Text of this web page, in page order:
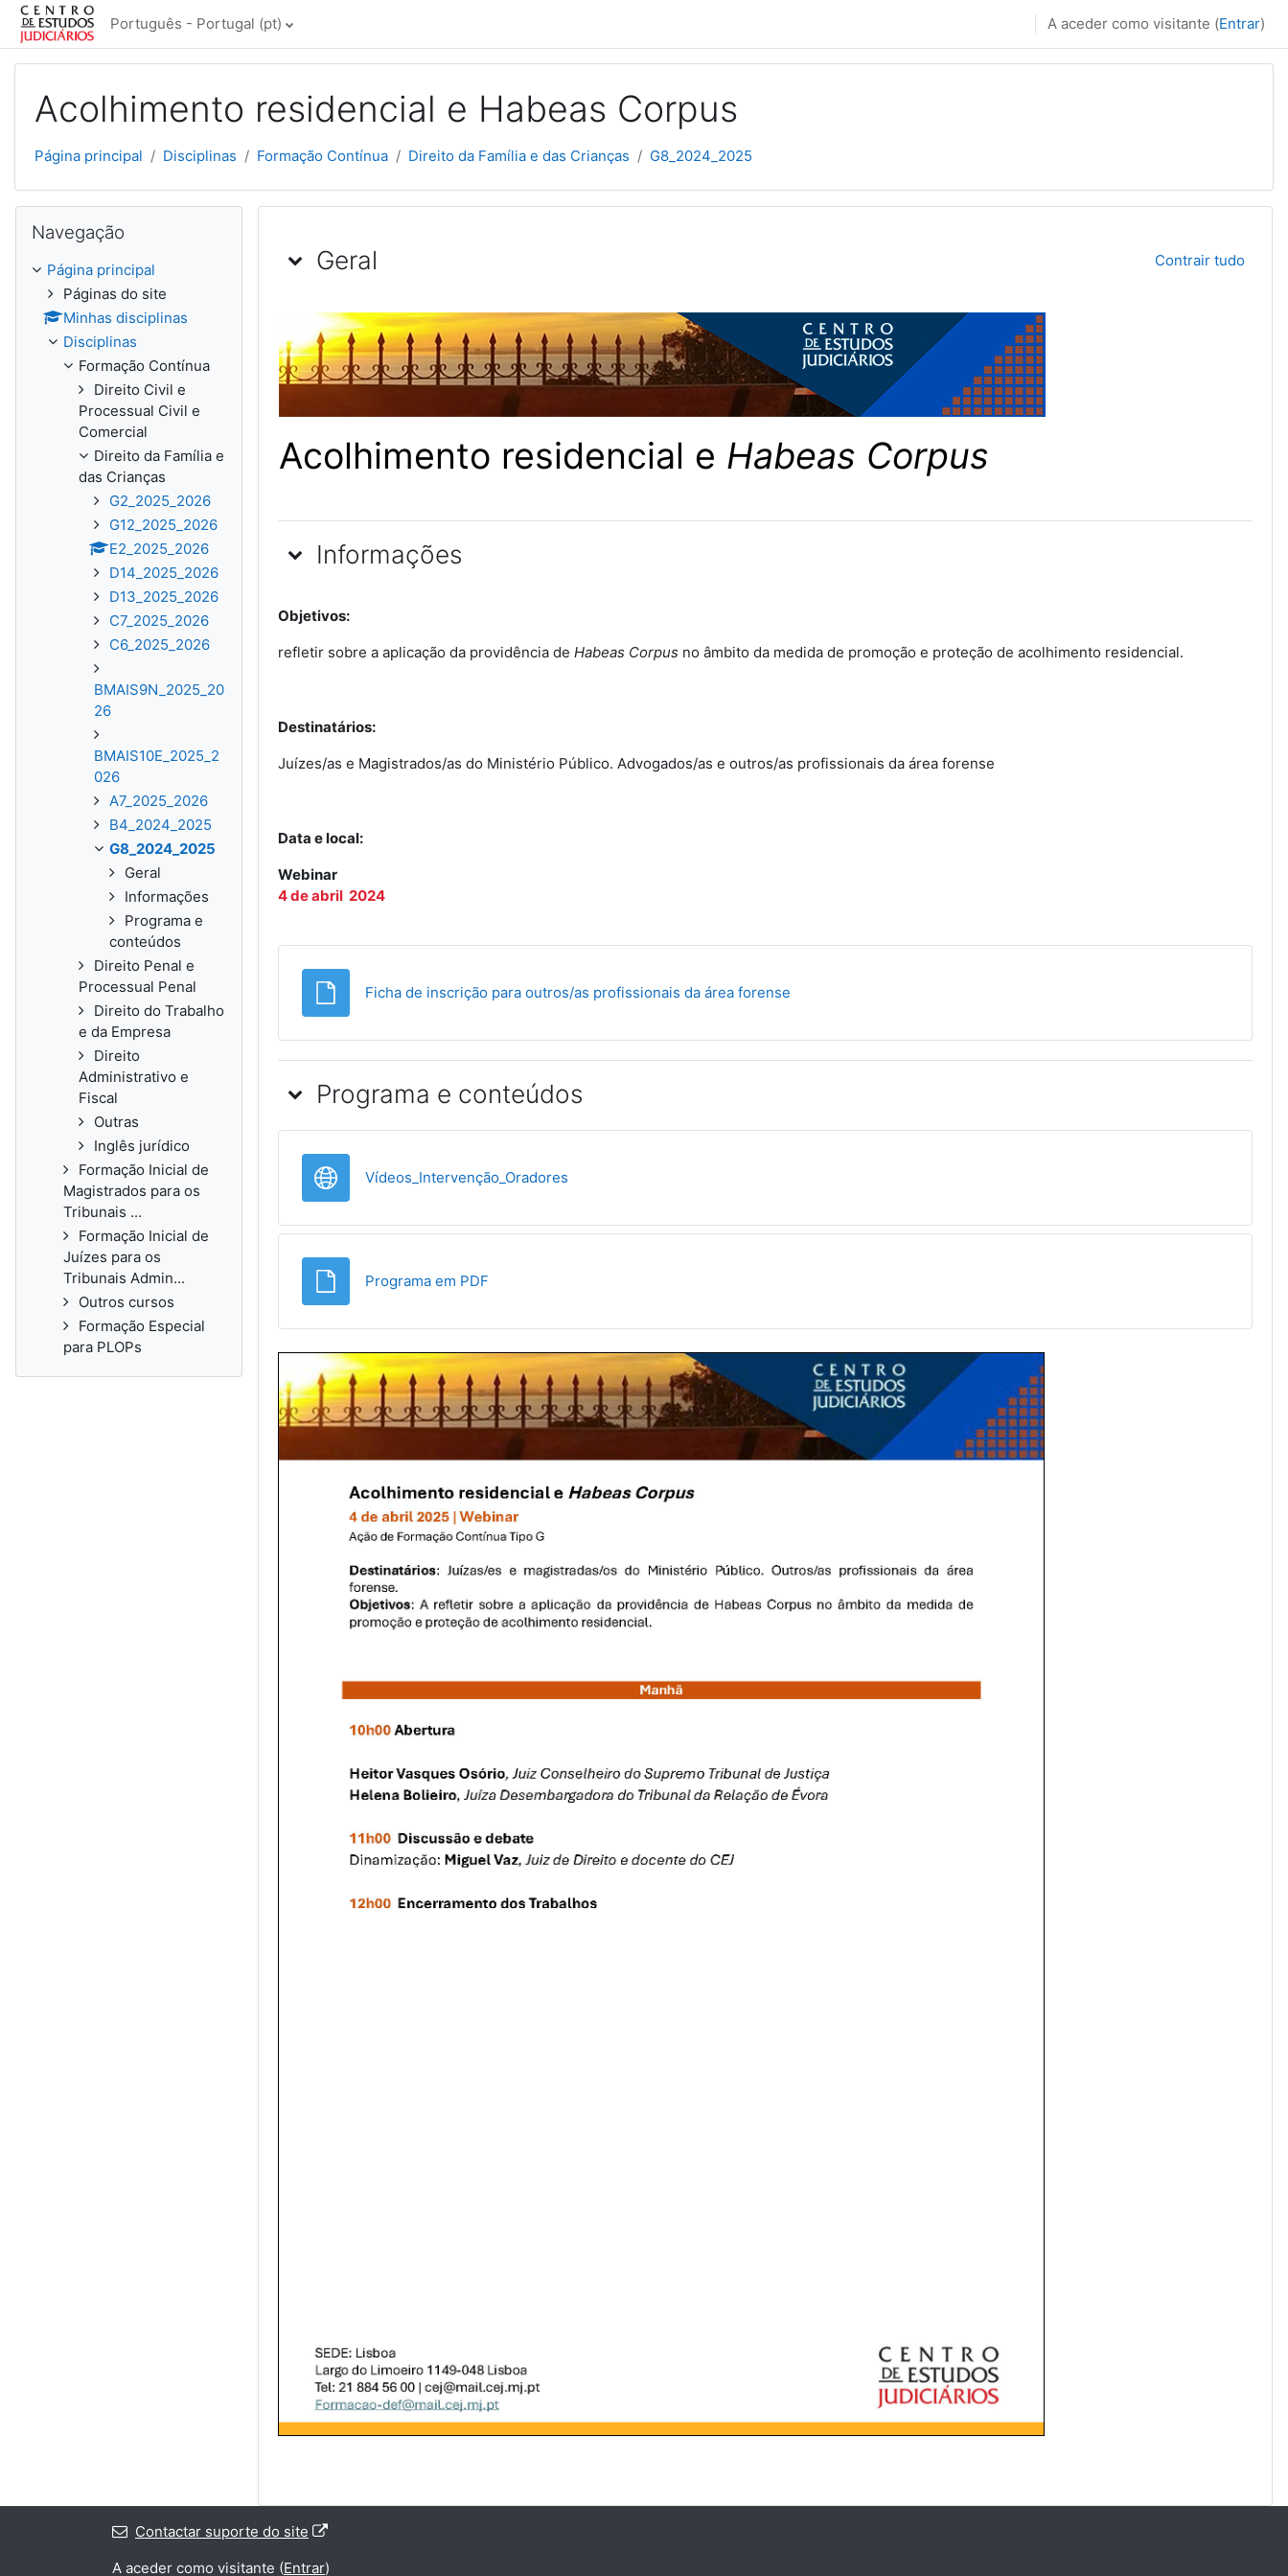
Ir para o conteúdo principal
Português - Portugal ‎(pt)‎ A aceder como visitante (Entrar)
Acolhimento residencial e Habeas Corpus
Página principal Disciplinas Formação Contínua Direito da Família e das Crianças G8_2024_2025
Lista de tópicos
Geral Contrair tudo
Acolhimento residencial e Habeas Corpus
Informações
Objetivos:
refletir sobre a aplicação da providência de Habeas Corpus no âmbito da medida de promoção e proteção de acolhimento residencial.
Destinatários:
Juízes/as e Magistrados/as do Ministério Público. Advogados/as e outros/as profissionais da área forense
Data e local:
Webinar
4 de abril 2024
Ficha de inscrição para outros/as profissionais da área forenseFicheiro
Programa e conteúdos
Vídeos_Intervenção_OradoresURL
Programa em PDFFicheiro
Navegação
Página principal
Páginas do site
Minhas disciplinas
Disciplinas
Formação Contínua
Direito Civil e
Processual Civil e
Comercial
Direito da Família e
das Crianças
G2_2025_2026
G12_2025_2026
E2_2025_2026
D14_2025_2026
D13_2025_2026
C7_2025_2026
C6_2025_2026
BMAIS9N_2025_20
26
BMAIS10E_2025_2
026
A7_2025_2026
B4_2024_2025
G8_2024_2025
Geral
Informações
Programa e
conteúdos
Direito Penal e
Processual Penal
Direito do Trabalho
e da Empresa
Direito
Administrativo e
Fiscal
Outras
Inglês jurídico
Formação Inicial de
Magistrados para os
Tribunais ...
Formação Inicial de
Juízes para os
Tribunais Admin...
Outros cursos
Formação Especial
para PLOPs
Contactar suporte do site
A aceder como visitante (Entrar)